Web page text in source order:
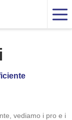
vediamo i pro e i